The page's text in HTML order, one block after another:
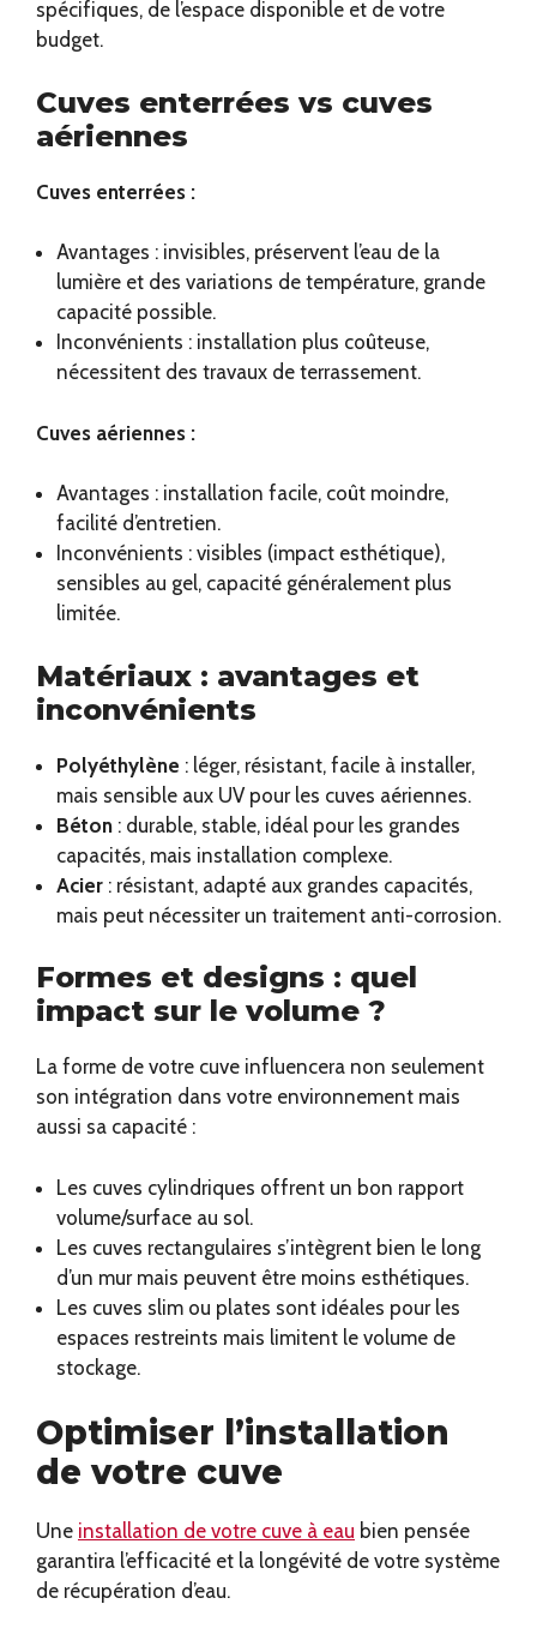
spécifiques, de l’espace disponible et de votre
budget.
Cuves enterrées vs cuves
aériennes
Cuves enterrées :
Avantages : invisibles, préservent l’eau de la
lumière et des variations de température, grande
capacité possible.
Inconvénients : installation plus coûteuse,
nécessitent des travaux de terrassement.
Cuves aériennes :
Avantages : installation facile, coût moindre,
facilité d’entretien.
Inconvénients : visibles (impact esthétique),
sensibles au gel, capacité généralement plus
limitée.
Matériaux : avantages et
inconvénients
Polyéthylène : léger, résistant, facile à installer,
mais sensible aux UV pour les cuves aériennes.
Béton : durable, stable, idéal pour les grandes
capacités, mais installation complexe.
Acier : résistant, adapté aux grandes capacités,
mais peut nécessiter un traitement anti-corrosion.
Formes et designs : quel
impact sur le volume ?
La forme de votre cuve influencera non seulement
son intégration dans votre environnement mais
aussi sa capacité :
Les cuves cylindriques offrent un bon rapport
volume/surface au sol.
Les cuves rectangulaires s’intègrent bien le long
d’un mur mais peuvent être moins esthétiques.
Les cuves slim ou plates sont idéales pour les
espaces restreints mais limitent le volume de
stockage.
Optimiser l’installation
de votre cuve
Une installation de votre cuve à eau bien pensée
garantira l’efficacité et la longévité de votre système
de récupération d’eau.